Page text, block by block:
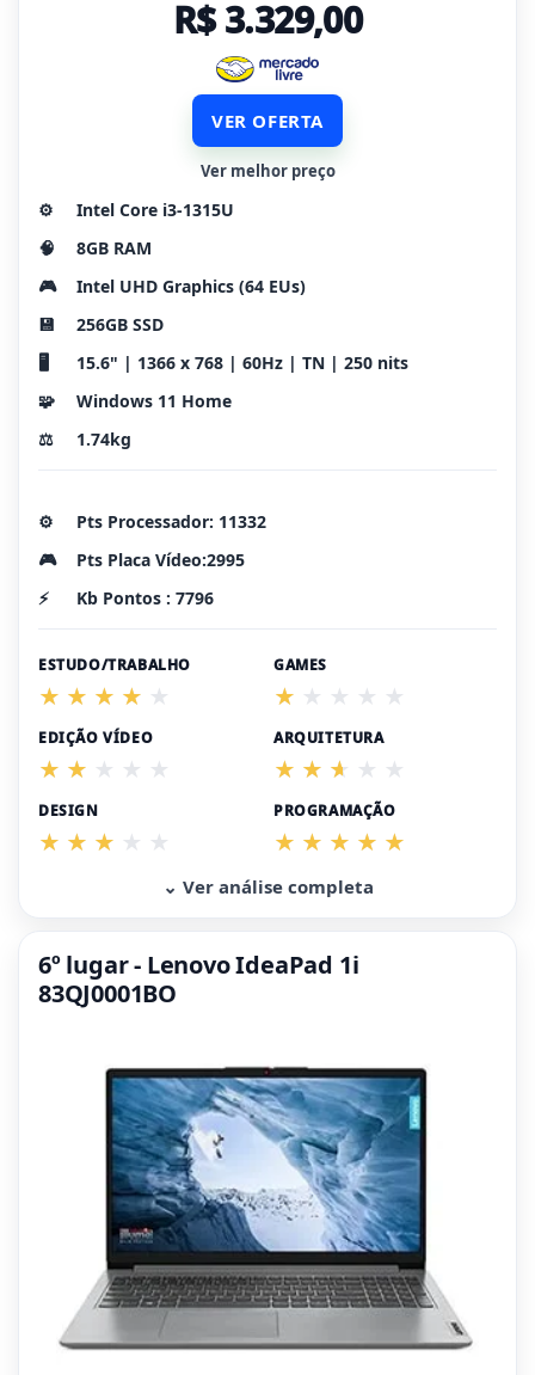
R$ 3.329,00
VER OFERTA
Ver melhor preço
⚙️
Intel Core i3-1315U
🧠
8GB RAM
🎮
Intel UHD Graphics (64 EUs)
💾
256GB SSD
🖥️
15.6" | 1366 x 768 | 60Hz | TN | 250 nits
🧩
Windows 11 Home
⚖️
1.74kg
⚙️
Pts Processador: 11332
🎮
Pts Placa Vídeo:2995
⚡
Kb Pontos : 7796
ESTUDO/TRABALHO GAMES
EDIÇÃO VÍDEO ARQUITETURA
DESIGN PROGRAMAÇÃO
⌄ Ver análise completa
6º lugar - Lenovo IdeaPad 1i
83QJ0001BO